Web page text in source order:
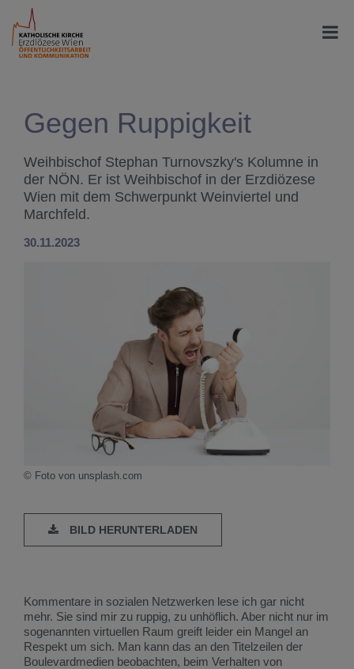
Gegen Ruppigkeit
Weihbischof Stephan Turnovszky's Kolumne in
der NÖN. Er ist Weihbischof in der Erzdiözese
Wien mit dem Schwerpunkt Weinviertel und
Marchfeld.
30.11.2023
© Foto von unsplash.com
BILD HERUNTERLADEN
Kommentare in sozialen Netzwerken lese ich gar nicht
mehr. Sie sind mir zu ruppig, zu unhöflich. Aber nicht nur im
sogenannten virtuellen Raum greift leider ein Mangel an
Respekt um sich. Man kann das an den Titelzeilen der
Boulevardmedien beobachten, beim Verhalten von